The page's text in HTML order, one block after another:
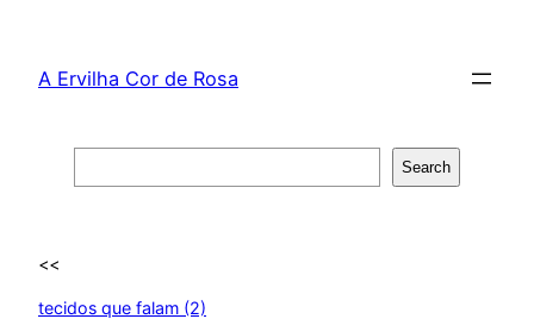
content
A Ervilha Cor de Rosa
Search
<<
tecidos que falam (2)